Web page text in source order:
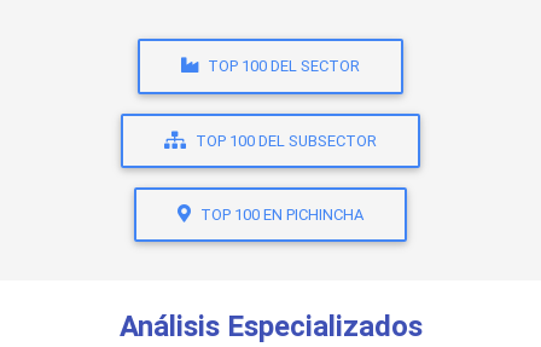
TOP 100 DEL SECTOR
TOP 100 DEL SUBSECTOR
TOP 100 EN PICHINCHA
Análisis Especializados